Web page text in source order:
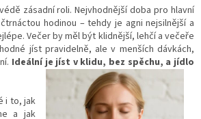
zásadní roli. Nejvhodnější doba pro hlavní
hodinou – tehdy je agni nejsilnější a
Večer by měl být klidnější, lehčí a večeře
jíst pravidelně, ale v menších dávkách,
Ideální je jíst v klidu, bez spěchu, a jídlo
i to, jak
a jak